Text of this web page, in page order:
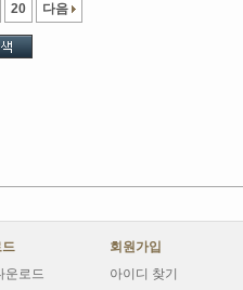
20 다음
드
운로드
회원가입
아이디 찾기